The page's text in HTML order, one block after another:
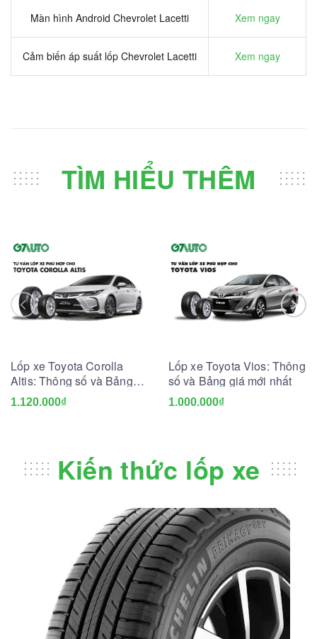
Màn hình Android Chevrolet Lacetti Xem ngay
Cảm biến áp suất lốp Chevrolet Lacetti Xem ngay
TÌM HIỂU THÊM
Lốp xe Toyota Corolla
Altis: Thông số và Bảng
giá mới nhất
1.120.000₫
Lốp xe Toyota Vios: Thông
số và Bảng giá mới nhất
1.000.000₫
Kiến thức lốp xe